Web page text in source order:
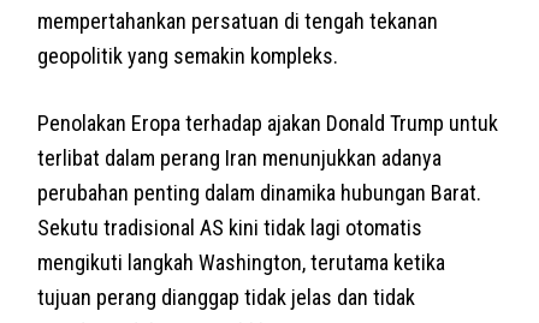
mempertahankan persatuan di tengah tekanan
geopolitik yang semakin kompleks.
Penolakan Eropa terhadap ajakan Donald Trump untuk
terlibat dalam perang Iran menunjukkan adanya
perubahan penting dalam dinamika hubungan Barat.
Sekutu tradisional AS kini tidak lagi otomatis
mengikuti langkah Washington, terutama ketika
tujuan perang dianggap tidak jelas dan tidak